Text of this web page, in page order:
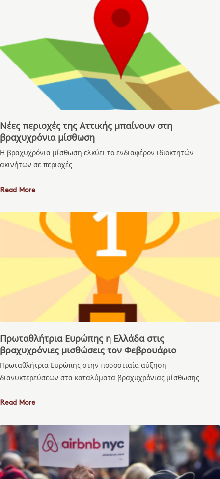
Νέες περιοχές της Αττικής μπαίνουν στη
βραχυχρόνια μίσθωση
Η βραχυχρόνια μίσθωση ελκύει το ενδιαφέρον ιδιοκτητών
ακινήτων σε περιοχές
Read More
Πρωταθλήτρια Ευρώπης η Ελλάδα στις
βραχυχρόνιες μισθώσεις τον Φεβρουάριο
Πρωταθλήτρια Ευρώπης στην ποσοστιαία αύξηση
διανυκτερεύσεων στα καταλύματα βραχυχρόνιας μίσθωσης
Read More